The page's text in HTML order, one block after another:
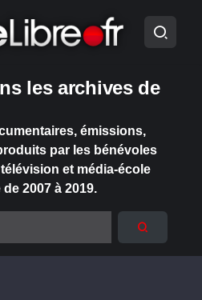
les archives de
émissions,
par les bénévoles
et média-école
2007 à 2019.